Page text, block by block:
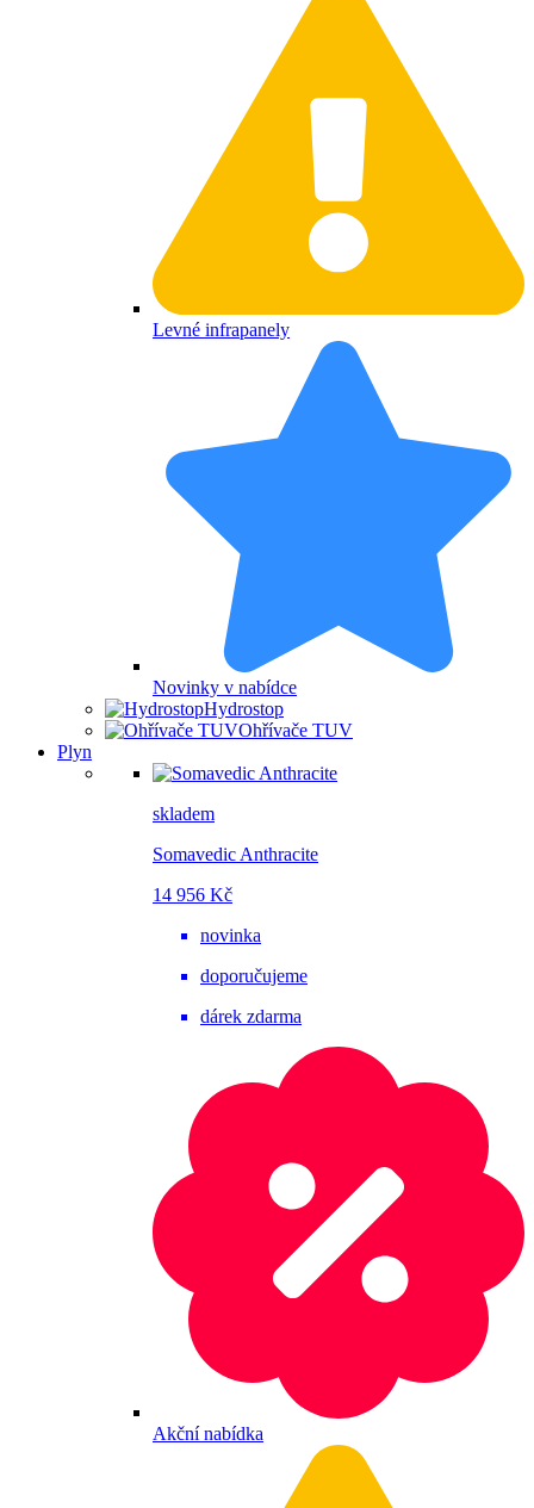
Levné infrapanely
Novinky v nabídce
Hydrostop
Ohřívače TUV
Plyn
skladem
Somavedic Anthracite
14 956 Kč
novinka
doporučujeme
dárek zdarma
Akční nabídka